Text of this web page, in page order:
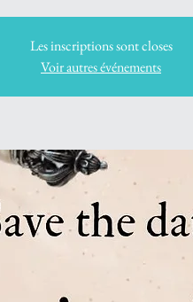
Les inscriptions sont closes
Voir autres événements